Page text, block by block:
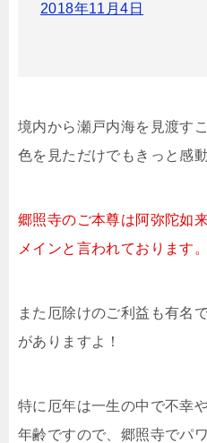
2018年11月4日
境内から瀬戸内海を見渡す
色を見ただけでもきっと感
郷照寺のご本尊は阿弥陀如
メインと言われております。
また厄除けのご利益も有名
がありますよ！
特に厄年は一生の中で不幸
年齢ですので、郷照寺でパ